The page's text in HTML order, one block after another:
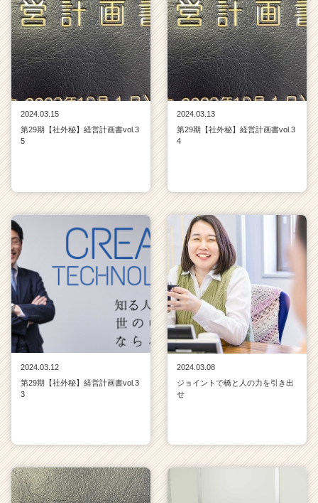
r
e
e
r）
2024.03.15
第29期【社外秘】経営計画書vol.3
5
2024.03.13
第29期【社外秘】経営計画書vol.3
4
2024.03.12
第29期【社外秘】経営計画書vol.3
3
2024.03.08
ジョイントで橋と人の力を引き出
せ